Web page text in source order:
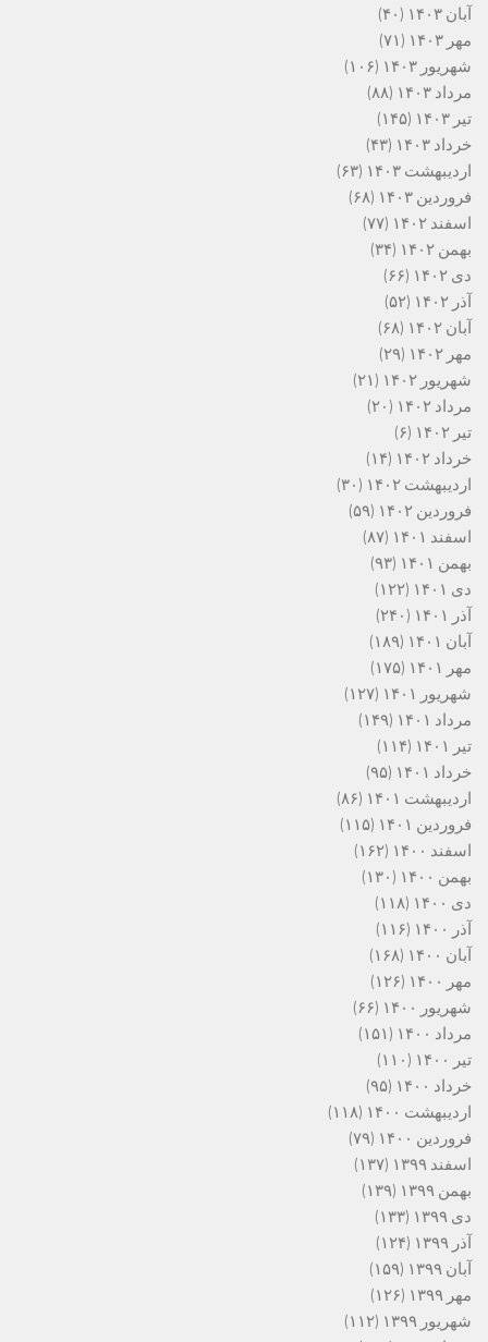
آبان ۱۴۰۳
(۴۰)
مهر ۱۴۰۳
(۷۱)
شهریور ۱۴۰۳
(۱۰۶)
مرداد ۱۴۰۳
(۸۸)
تیر ۱۴۰۳
(۱۴۵)
خرداد ۱۴۰۳
(۴۳)
اردیبهشت ۱۴۰۳
(۶۳)
فروردین ۱۴۰۳
(۶۸)
اسفند ۱۴۰۲
(۷۷)
بهمن ۱۴۰۲
(۳۴)
دی ۱۴۰۲
(۶۶)
آذر ۱۴۰۲
(۵۲)
آبان ۱۴۰۲
(۶۸)
مهر ۱۴۰۲
(۲۹)
شهریور ۱۴۰۲
(۲۱)
مرداد ۱۴۰۲
(۲۰)
تیر ۱۴۰۲
(۶)
خرداد ۱۴۰۲
(۱۴)
اردیبهشت ۱۴۰۲
(۳۰)
فروردین ۱۴۰۲
(۵۹)
اسفند ۱۴۰۱
(۸۷)
بهمن ۱۴۰۱
(۹۳)
دی ۱۴۰۱
(۱۲۲)
آذر ۱۴۰۱
(۲۴۰)
آبان ۱۴۰۱
(۱۸۹)
مهر ۱۴۰۱
(۱۷۵)
شهریور ۱۴۰۱
(۱۲۷)
مرداد ۱۴۰۱
(۱۴۹)
تیر ۱۴۰۱
(۱۱۴)
خرداد ۱۴۰۱
(۹۵)
اردیبهشت ۱۴۰۱
(۸۶)
فروردین ۱۴۰۱
(۱۱۵)
اسفند ۱۴۰۰
(۱۶۲)
بهمن ۱۴۰۰
(۱۳۰)
دی ۱۴۰۰
(۱۱۸)
آذر ۱۴۰۰
(۱۱۶)
آبان ۱۴۰۰
(۱۶۸)
مهر ۱۴۰۰
(۱۲۶)
شهریور ۱۴۰۰
(۶۶)
مرداد ۱۴۰۰
(۱۵۱)
تیر ۱۴۰۰
(۱۱۰)
خرداد ۱۴۰۰
(۹۵)
اردیبهشت ۱۴۰۰
(۱۱۸)
فروردین ۱۴۰۰
(۷۹)
اسفند ۱۳۹۹
(۱۳۷)
بهمن ۱۳۹۹
(۱۳۹)
دی ۱۳۹۹
(۱۳۳)
آذر ۱۳۹۹
(۱۲۴)
آبان ۱۳۹۹
(۱۵۹)
مهر ۱۳۹۹
(۱۲۶)
شهریور ۱۳۹۹
(۱۱۲)